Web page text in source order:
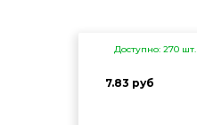
Доступно: 270 шт.
7.83 руб